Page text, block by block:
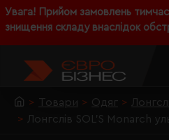
Увага! Прийом замовлень
знищення складу внаслідок
Товари Одяг
Лонгслів SOL'S Monarch